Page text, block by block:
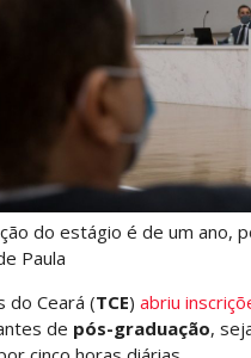
do estágio é de um
Paula
do Ceará (TCE) abriu
de pós-graduação,